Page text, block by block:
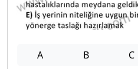
A B C